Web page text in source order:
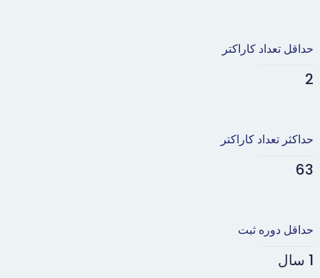
حداقل تعداد کاراکتر
2
حداکثر تعداد کاراکتر
63
حداقل دوره ثبت
1 سال